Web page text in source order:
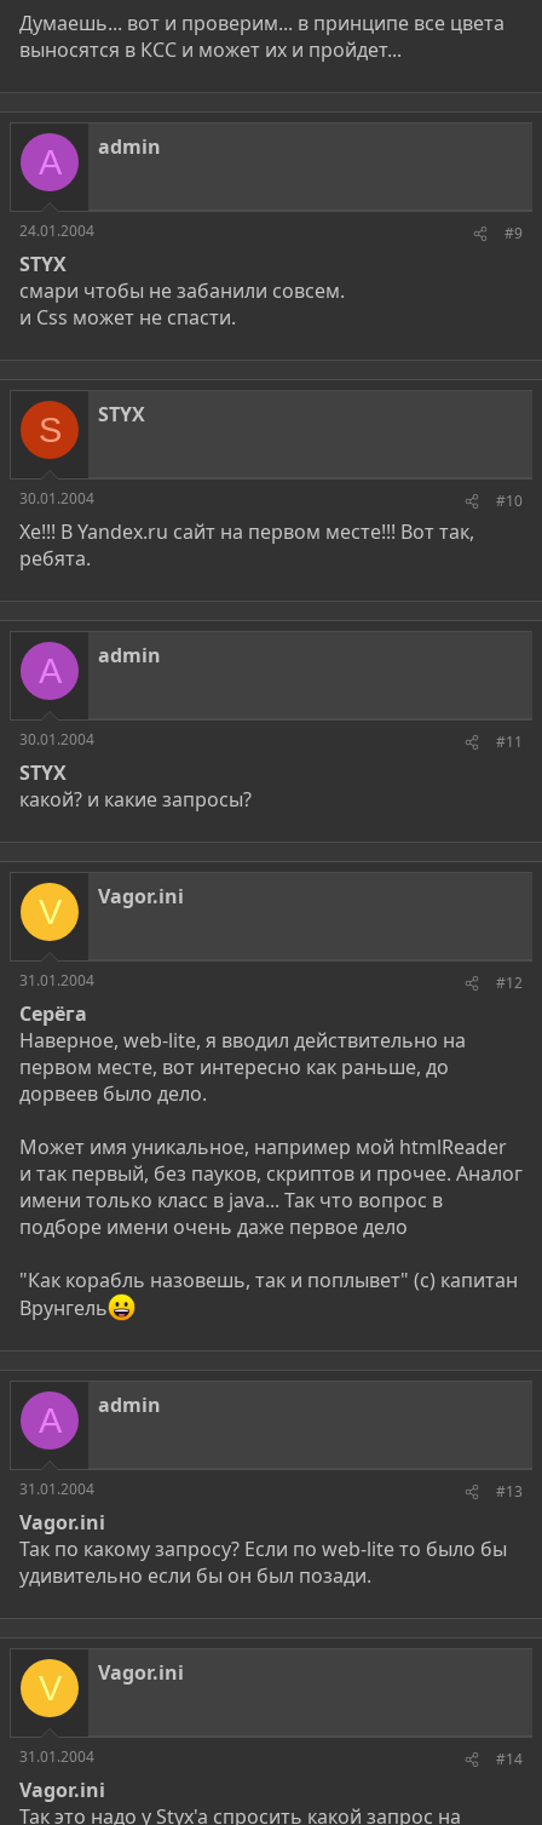
Думаешь... вот и проверим... в принципе все цвета
выносятся в КСС и может их и пройдет...
A admin
24.01.2004 #9
STYX
смари чтобы не забанили совсем.
и Css может не спасти.
S STYX
30.01.2004 #10
Хе!!! В Yandex.ru сайт на первом месте!!! Вот так,
ребята.
A admin
30.01.2004 #11
STYX
какой? и какие запросы?
V Vagor.ini
31.01.2004 #12
Серёга
Наверное, web-lite, я вводил действительно на
первом месте, вот интересно как раньше, до
дорвеев было дело.
Может имя уникальное, например мой htmlReader
и так первый, без пауков, скриптов и прочее. Аналог
имени только класс в java... Так что вопрос в
подборе имени очень даже первое дело
"Как корабль назовешь, так и поплывет" (с) капитан
Врунгель
A admin
31.01.2004 #13
Vagor.ini
Так по какому запросу? Если по web-lite то было бы
удивительно если бы он был позади.
V Vagor.ini
31.01.2004 #14
Vagor.ini
Так это надо у Styx'a спросить какой запрос на